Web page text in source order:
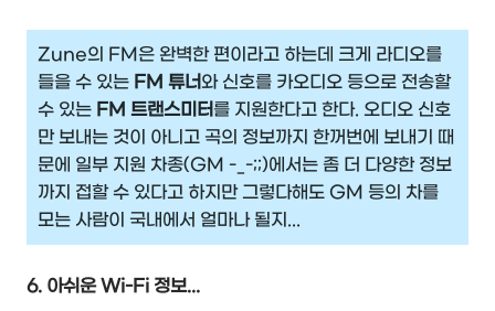
Zune의 FM은 완벽한 편이라고 하는데 크게 라디오를
들을 수 있는 FM 튜너와 신호를 카오디오 등으로 전송할
수 있는 FM 트랜스미터를 지원한다고 한다. 오디오 신호
만 보내는 것이 아니고 곡의 정보까지 한꺼번에 보내기 때
문에 일부 지원 차종(GM -_-;;)에서는 좀 더 다양한 정보
까지 접할 수 있다고 하지만 그렇다해도 GM 등의 차를
모는 사람이 국내에서 얼마나 될지...
6. 아쉬운 Wi-Fi 정보...